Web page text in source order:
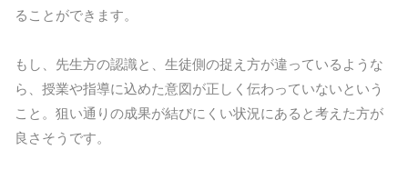
ることができます。
もし、先生方の認識と、生徒側の捉え方が違っているような
ら、授業や指導に込めた意図が正しく伝わっていないという
こと。狙い通りの成果が結びにくい状況にあると考えた方が
良さそうです。